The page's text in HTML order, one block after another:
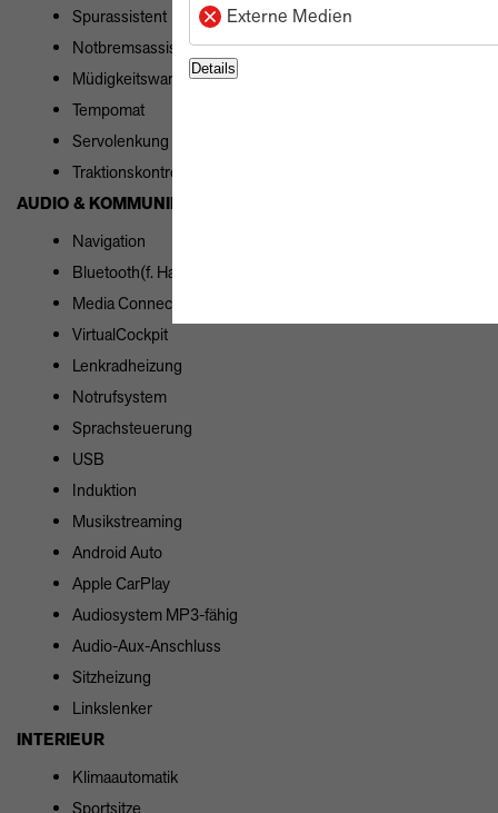
Spurassistent
Notbremsassistent
Müdigkeitswarnsystem
Tempomat
Servolenkung
Traktionskontrolle
AUDIO & KOMMUNIKATION
Navigation
Bluetooth(f. Handy)
Media Connector
VirtualCockpit
Lenkradheizung
Notrufsystem
Sprachsteuerung
USB
Induktion
Musikstreaming
Android Auto
Apple CarPlay
Audiosystem MP3-fähig
Audio-Aux-Anschluss
Sitzheizung
Linkslenker
INTERIEUR
Klimaautomatik
Sportsitze
Externe Medien
Details